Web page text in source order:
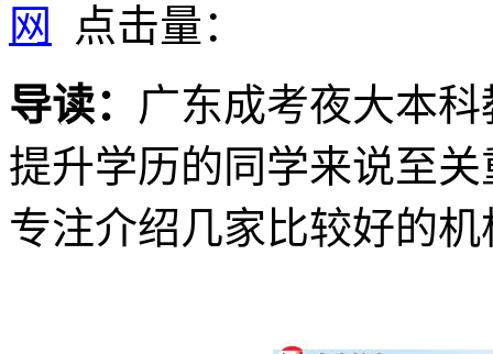
网
点击量：
导读： 广东成考夜大本
提升学历的同学来说至
专注介绍几家比较好的